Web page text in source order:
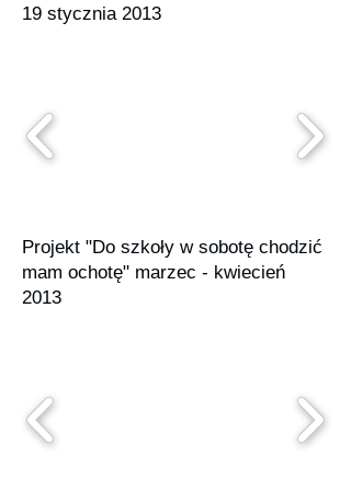
19 stycznia 2013
Projekt "Do szkoły w sobotę chodzić
mam ochotę" marzec - kwiecień
2013